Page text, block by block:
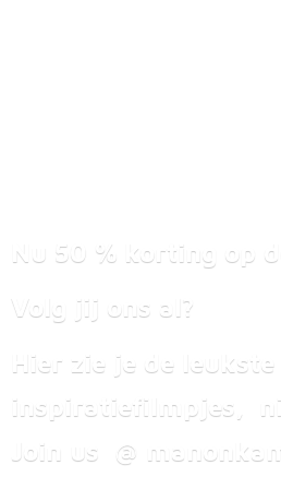
Nu 50 % korting op
Volg jij ons al?
Hier zie je de leukste
inspiratiefilmpjes,
Join us @